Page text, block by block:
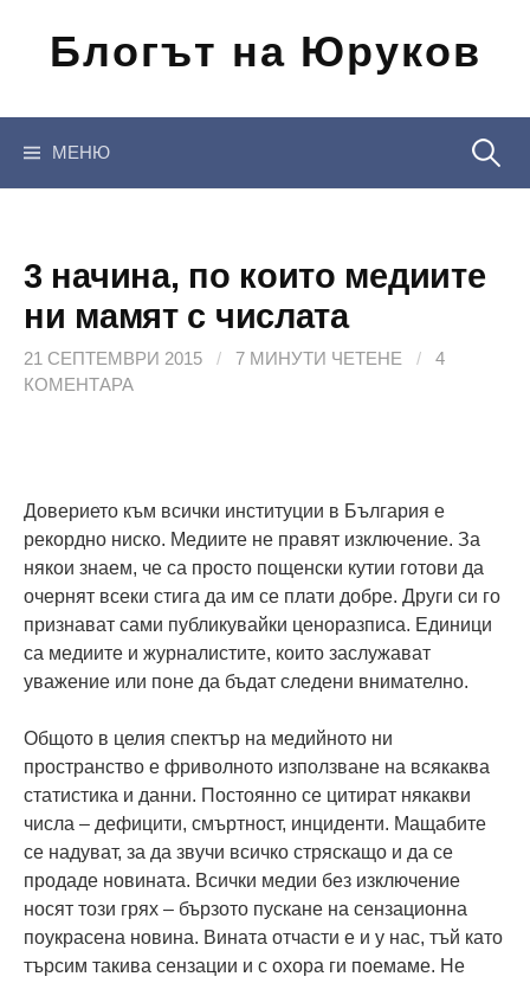
съдържанието
Блогът на Юруков
МЕНЮ
3 начина, по които медиите
ни мамят с числата
21 СЕПТЕМВРИ 2015 / 7 МИНУТИ ЧЕТЕНЕ /
4
КОМЕНТАРА
Доверието към всички институции в България е
рекордно ниско. Медиите не правят изключение. За
някои знаем, че са просто пощенски кутии готови да
очернят всеки стига да им се плати добре. Други си го
признават сами публикувайки ценоразписа. Единици
са медиите и журналистите, които заслужават
уважение или поне да бъдат следени внимателно.
Общото в целия спектър на медийното ни
пространство е фриволното използване на всякаква
статистика и данни. Постоянно се цитират някакви
числа – дефицити, смъртност, инциденти. Мащабите
се надуват, за да звучи всичко стряскащо и да се
продаде новината. Всички медии без изключение
носят този грях – бързото пускане на сензационна
поукрасена новина. Вината отчасти е и у нас, тъй като
търсим такива сензации и с охора ги поемаме. Не